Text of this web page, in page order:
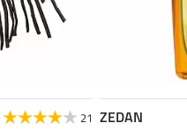
21 ZEDAN